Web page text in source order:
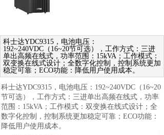
科士达YDC9315，电池电压：
192~240VDC（16~20节可选），工作方式：三进
单出高频在线式，功率范围：15kVA；工作模式：
双变换在线式设计；全数字化控制，控制系统更加
稳定可靠；ECO功能：降低用户使用成本。
科士达YDC9315，电池电压：192~240VDC（16~20
节可选），工作方式：三进单出高频在线式，功率
范围：15kVA；工作模式：双变换在线式设计；全
数字化控制，控制系统更加稳定可靠；ECO功能：
降低用户使用成本。